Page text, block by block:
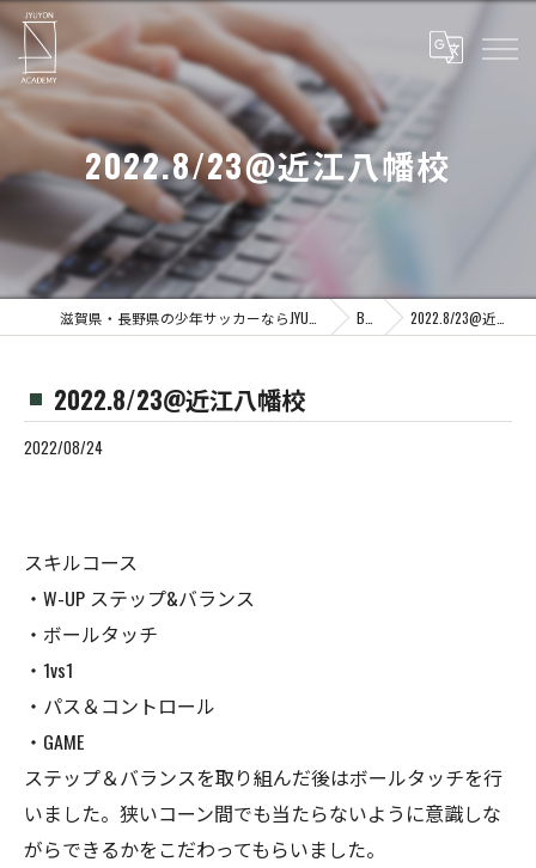
2022.8/23@近江八幡校
Blog 2022.8/23@近江八幡校
2022.8/23@近江八幡校
2022/08/24
スキルコース
・W-UP ステップ&バランス
・ボールタッチ
・1vs1
・パス＆コントロール
・GAME
ステップ＆バランスを取り組んだ後はボールタッチを行
いました。狭いコーン間でも当たらないように意識しな
がらできるかをこだわってもらいました。